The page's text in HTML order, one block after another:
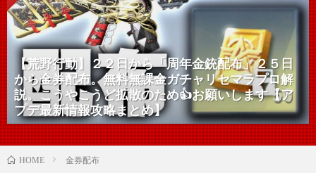
【荒野行動】２２日から「周年金銃配布」２５日
から金券配布。無料無課金ガチャリセマラプロ解
説。こうやこうど拡散のため👍お願いします【ア
プデ最新情報攻略まとめ】
HOME 金券配布